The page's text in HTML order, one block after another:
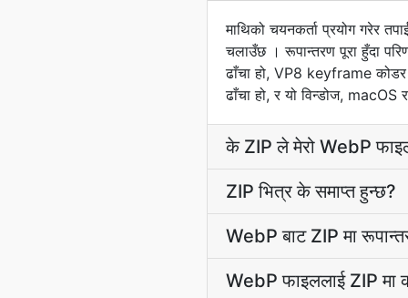
माथिको चयनकर्ता प्रयोग गरेर
चलाउँछ । रूपान्तरण पूरा हुँदा
ढाँचा हो, VP8 keyframe कोडर
ढाँचा हो, र यो विन्डोज,
के ZIP ले मेरो WebP
ZIP भित्र के समाप्त हुन्छ?
WebP बाट ZIP मा
WebP फाइललाई ZIP मा